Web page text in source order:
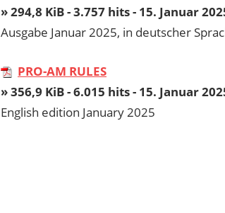
» 294,8 KiB - 3.757 hits - 15. Januar
Ausgabe Januar 2025, in deutscher
PRO-AM RULES
» 356,9 KiB - 6.015 hits - 15. Januar
English edition January 2025